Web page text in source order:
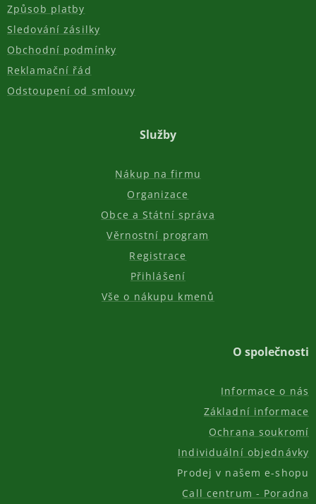
Způsob platby
Sledování zásilky
Obchodní podmínky
Reklamační řád
Odstoupení od smlouvy
Služby
Nákup na firmu
Organizace
Obce a Státní správa
Věrnostní program
Registrace
Přihlášení
Vše o nákupu kmenů
O společnosti
Informace o nás
Základní informace
Ochrana soukromí
Individuální objednávky
Prodej v našem e-shopu
Call centrum - Poradna